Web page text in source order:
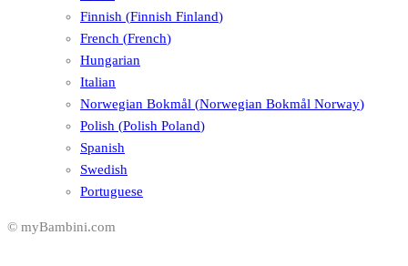
Finnish (Finnish Finland)
French (French)
Hungarian
Italian
Norwegian Bokmål (Norwegian Bokmål Norway)
Polish (Polish Poland)
Spanish
Swedish
Portuguese
© myBambini.com